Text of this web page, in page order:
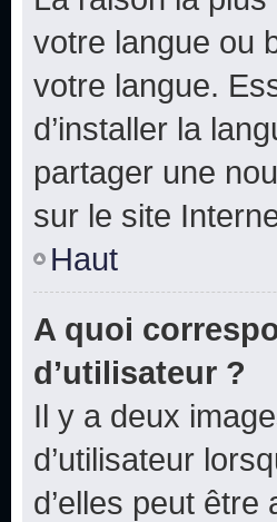
votre langue ou
votre langue.
d’installer la
partager une
sur le site
Haut
A quoi
d’utilisateur ?
Il y a deux
d’utilisateur
d’elles peut